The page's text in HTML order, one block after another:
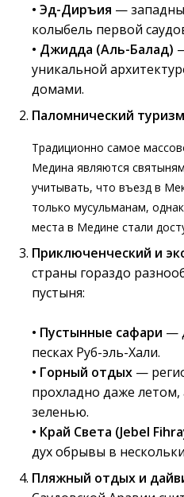
• Эд-Диръия —
колыбель первой
• Джидда (Аль-Балад)
уникальной
домами.
Паломнический
Традиционно самое
Медина являются
учитывать, что въезд в
только мусульманам,
места в Медине стали
Приключенческий и
страны гораздо
пустыня:
• Пустынные сафари —
песках Руб-эль-Хали.
• Горный отдых —
прохладно даже
зеленью.
• Край Света (Jebel
дух обрывы в
Пляжный отдых и